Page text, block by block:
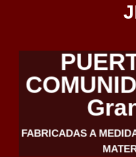
FABRICADAS A